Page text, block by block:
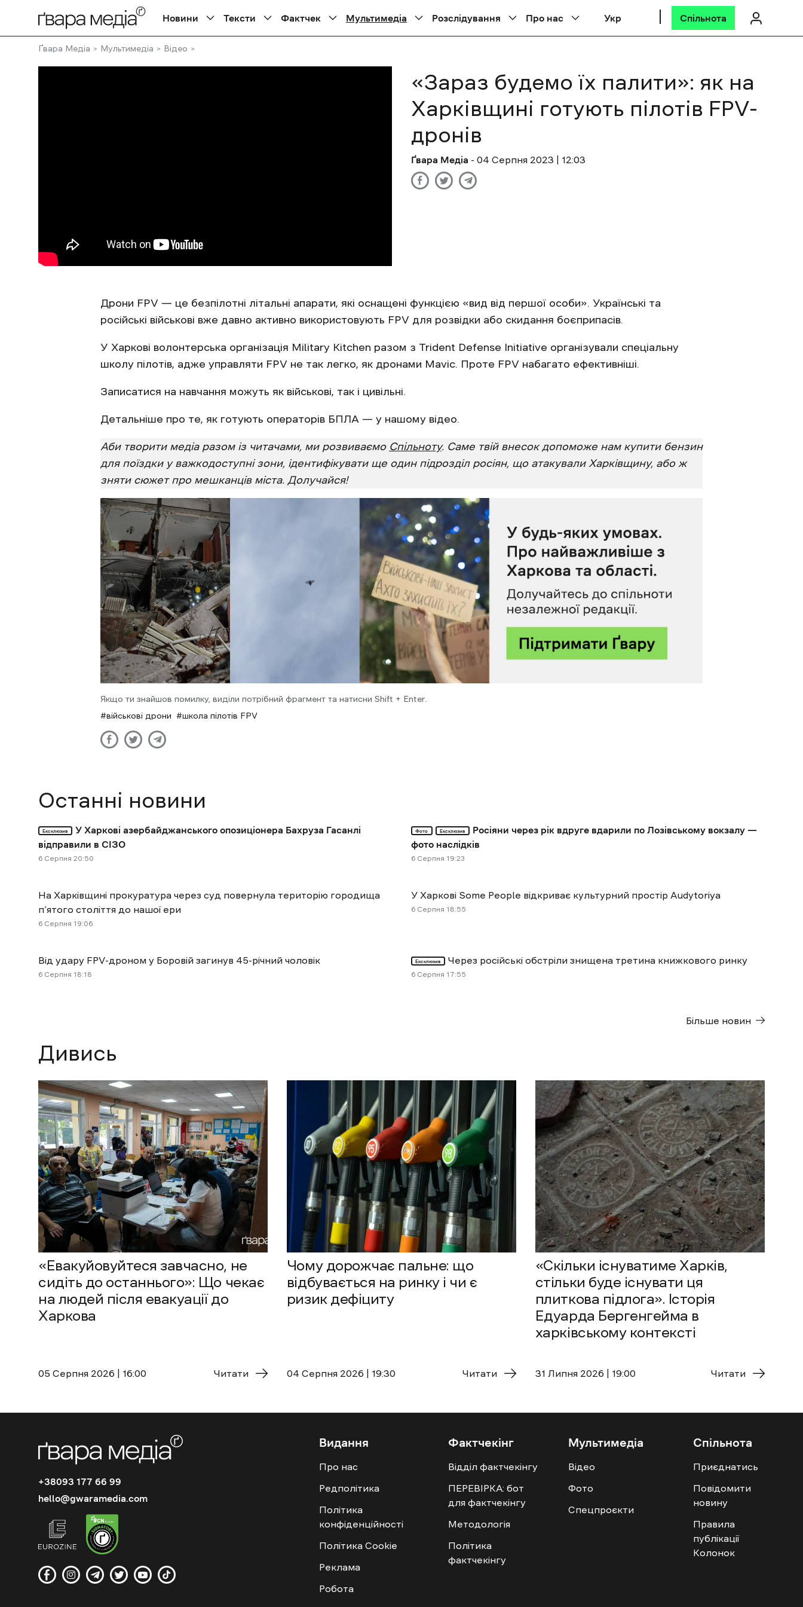
Новини Тексти Фактчек Мультимедіа Розслідування Про нас Укр Спільнота
Ґвара Медіа Мультимедіа Відео
«Зараз будемо їх палити»: як на
Харківщині готують пілотів FPV-
дронів
Ґвара Медіа - 04 Cерпня 2023 | 12:03
Дрони FPV — це безпілотні літальні апарати, які оснащені функцією «вид від першої особи». Українські та
російські військові вже давно активно використовують FPV для розвідки або скидання боєприпасів.
У Харкові волонтерська організація Military Kitchen разом з Trident Defense Initiative організували спеціальну
школу пілотів, адже управляти FPV не так легко, як дронами Mavic. Проте FPV набагато ефективніші.
Записатися на навчання можуть як військові, так і цивільні.
Детальніше про те, як готують операторів БПЛА — у нашому відео.
Аби творити медіа разом із читачами, ми розвиваємо Спільноту. Саме твій внесок допоможе нам купити бензин
для поїздки у важкодоступні зони, ідентифікувати ще один підрозділ росіян, що атакували Харківщину, або ж
зняти сюжет про мешканців міста. Долучайся!
Якщо ти знайшов помилку, виділи потрібний фрагмент та натисни Shift + Enter.
військові дрони
школа пілотів FPV
Останні новини
Ексклюзив
У Харкові азербайджанського опозиціонера Бахруза Гасанлі
відправили в СІЗО
6 Cерпня 20:50
Фото Ексклюзив
Росіяни через рік вдруге вдарили по Лозівському вокзалу —
фото наслідків
6 Cерпня 19:23
На Харківщині прокуратура через суд повернула територію городища
п’ятого століття до нашої ери
6 Cерпня 19:06
У Харкові Some People відкриває культурний простір Audytoriya
6 Cерпня 18:55
Від удару FPV-дроном у Боровій загинув 45-річний чоловік
6 Cерпня 18:18
Ексклюзив Через російські обстріли знищена третина книжкового ринку
6 Cерпня 17:55
Більше новин
Дивись
«Евакуйовуйтеся завчасно, не
сидіть до останнього»: Що чекає
на людей після евакуації до
Харкова
05 Cерпня 2026 | 16:00 Читати
Чому дорожчає пальне: що
відбувається на ринку і чи є
ризик дефіциту
04 Cерпня 2026 | 19:30 Читати
«Скільки існуватиме Харків,
стільки буде існувати ця
плиткова підлога». Історія
Едуарда Бергенгейма в
харківському контексті
31 Липня 2026 | 19:00 Читати
+38093 177 66 99
hello@gwaramedia.com
Видання
Про нас
Редполітика
Політика
конфіденційності
Політика Cookie
Реклама
Робота
Фактчекінг
Відділ фактчекінгу
ПЕРЕВІРКА: бот
для фактчекінгу
Методологія
Політика
фактчекінгу
Мультимедіа
Відео
Фото
Спецпроєкти
Спільнота
Приєднатись
Повідомити
новину
Правила
публікації
Колонок